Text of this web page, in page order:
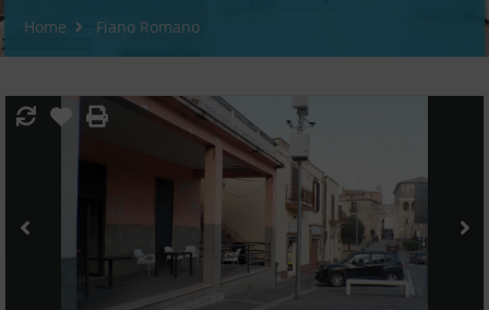
Home Fiano Romano